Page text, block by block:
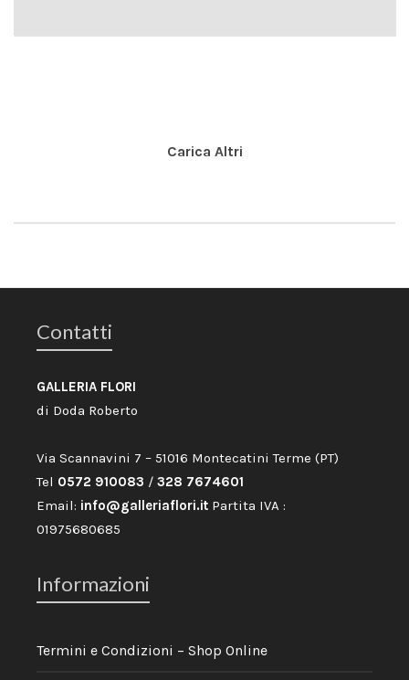
Carica Altri
Contatti
GALLERIA FLORI
di Doda Roberto
Via Scannavini 7 – 51016 Montecatini Terme (PT)
Tel 0572 910083 / 328 7674601
Email: info@galleriaflori.it Partita IVA :
01975680685
Informazioni
Termini e Condizioni – Shop Online